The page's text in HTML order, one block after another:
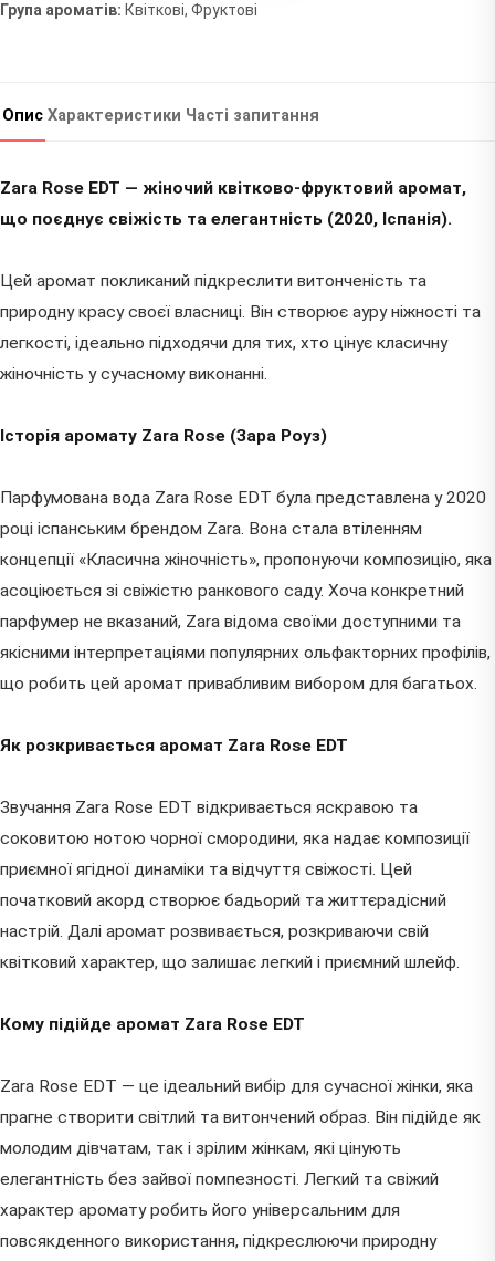
Група ароматів: Квіткові, Фруктові
Опис Характеристики Часті запитання
Zara Rose EDT — жіночий квітково-фруктовий аромат,
що поєднує свіжість та елегантність (2020, Іспанія).
Цей аромат покликаний підкреслити витонченість та
природну красу своєї власниці. Він створює ауру ніжності та
легкості, ідеально підходячи для тих, хто цінує класичну
жіночність у сучасному виконанні.
Історія аромату Zara Rose (Зара Роуз)
Парфумована вода Zara Rose EDT була представлена у 2020
році іспанським брендом Zara. Вона стала втіленням
концепції «Класична жіночність», пропонуючи композицію, яка
асоціюється зі свіжістю ранкового саду. Хоча конкретний
парфумер не вказаний, Zara відома своїми доступними та
якісними інтерпретаціями популярних ольфакторних профілів,
що робить цей аромат привабливим вибором для багатьох.
Як розкривається аромат Zara Rose EDT
Звучання Zara Rose EDT відкривається яскравою та
соковитою нотою чорної смородини, яка надає композиції
приємної ягідної динаміки та відчуття свіжості. Цей
початковий акорд створює бадьорий та життєрадісний
настрій. Далі аромат розвивається, розкриваючи свій
квітковий характер, що залишає легкий і приємний шлейф.
Кому підійде аромат Zara Rose EDT
Zara Rose EDT — це ідеальний вибір для сучасної жінки, яка
прагне створити світлий та витончений образ. Він підійде як
молодим дівчатам, так і зрілим жінкам, які цінують
елегантність без зайвої помпезності. Легкий та свіжий
характер аромату робить його універсальним для
повсякденного використання, підкреслюючи природну